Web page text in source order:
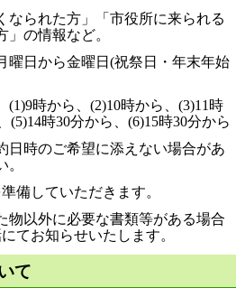
られた方」「市役所に来られる
の情報など。
日から金曜日(祝祭日・年末年始
時から、(2)10時から、(3)11時
(5)14時30分から、(6)15時30分から
時のご希望に添えない場合があ
備していただきます。
以外に必要な書類等がある場合
てお知らせいたします。
て